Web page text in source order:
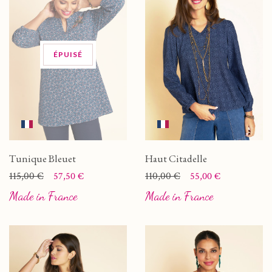
ÉPUISÉ
Tunique Bleuet
Prix
Prix de base
115,00 € 57,50 €
Made in France
Haut Citadelle
Prix
Prix de base
110,00 € 55,00 €
Made in France